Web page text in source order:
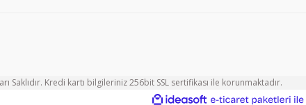
Kredi kartı bilgileriniz 256bit SSL sertifikası ile korunmaktadır.
ideasoft e-